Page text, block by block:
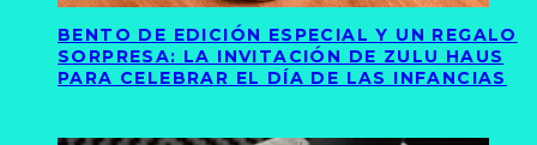
BENTO DE EDICIÓN ESPECIAL Y UN REGALO
SORPRESA: LA INVITACIÓN DE ZULU HAUS
PARA CELEBRAR EL DÍA DE LAS INFANCIAS